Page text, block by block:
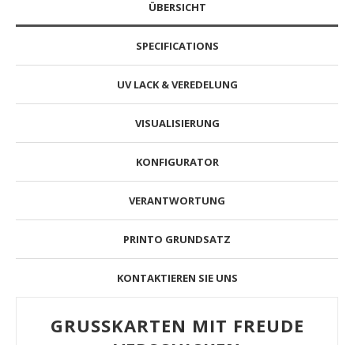
ÜBERSICHT
SPECIFICATIONS
UV LACK & VEREDELUNG
VISUALISIERUNG
KONFIGURATOR
VERANTWORTUNG
PRINTO GRUNDSATZ
KONTAKTIEREN SIE UNS
GRUSSKARTEN MIT FREUDE